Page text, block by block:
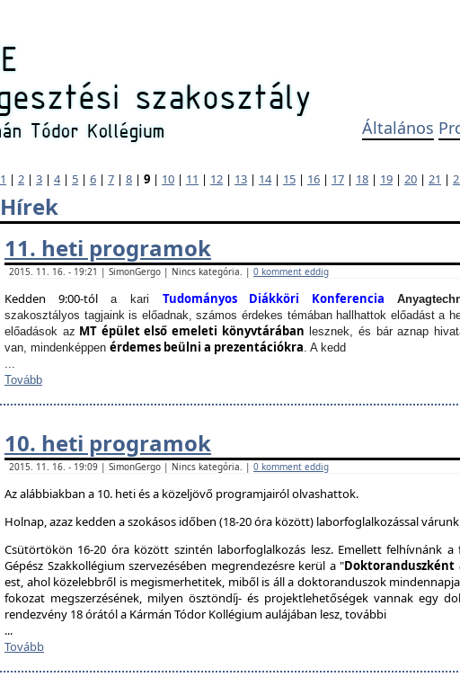
Általános
1 | 2 | 3 | 4| 5 | 6 | 7 | 8 | 9 | 10 | 11 | 12 | 13 | 14| 15 | 16 | 17 | 18 | 19 | 20 | 21 |
Hírek
11. heti programok
2015. 11. 16. - 19:21 | SimonGergo | Nincs kategória. | 0 komment eddig
Kedden 9:00-tól a kari Tudományos Diákköri Konferencia
szakosztályos tagjaink is előadnak, számos érdekes témában hallhattok előadást a
előadások az MT épület első emeleti könyvtárában lesznek, és bár aznap
van, mindenképpen érdemes beülni a prezentációkra. A kedd
...
Tovább
10. heti programok
2015. 11. 16. - 19:09 | SimonGergo | Nincs kategória. | 0 komment eddig
Az alábbiakban a 10. heti és a közeljövő programjairól olvashattok.
Holnap, azaz kedden a szokásos időben (18-20 óra között) laborfoglalkozással
Csütörtökön 16-20 óra között szintén laborfoglalkozás lesz. Emellett felhívnánk
Gépész Szakkollégium szervezésében megrendezésre kerül a "Doktoranduszként
est, ahol közelebbről is megismerhetitek, miből is áll a doktoranduszok
fokozat megszerzésének, milyen ösztöndíj- és projektlehetőségek vannak egy
rendezvény 18 órától a Kármán Tódor Kollégium aulájában lesz, további
...
Tovább